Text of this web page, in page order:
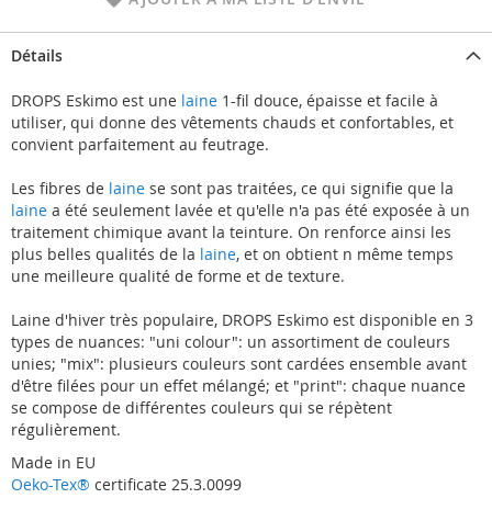
Détails
DROPS Eskimo est une laine 1-fil douce, épaisse et facile à
utiliser, qui donne des vêtements chauds et confortables, et
convient parfaitement au feutrage.
Les fibres de laine se sont pas traitées, ce qui signifie que la
laine a été seulement lavée et qu'elle n'a pas été exposée à un
traitement chimique avant la teinture. On renforce ainsi les
plus belles qualités de la laine, et on obtient n même temps
une meilleure qualité de forme et de texture.
Laine d'hiver très populaire, DROPS Eskimo est disponible en 3
types de nuances: "uni colour": un assortiment de couleurs
unies; "mix": plusieurs couleurs sont cardées ensemble avant
d'être filées pour un effet mélangé; et "print": chaque nuance
se compose de différentes couleurs qui se répètent
régulièrement.
Made in EU
Oeko-Tex® certificate 25.3.0099